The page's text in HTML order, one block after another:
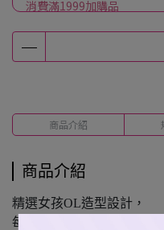
消費滿1999加購品
商品介紹
商品介紹
精選女孩OL造型設計，
每一張都是不同的瞬間與氛